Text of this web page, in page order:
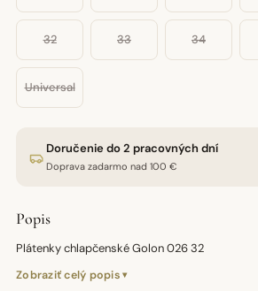
32 33 34
Universal
Doručenie do 2 pracovných dní
Doprava zadarmo nad 100 €
Popis
Plátenky chlapčenské Golon 026 32
Zobraziť celý popis